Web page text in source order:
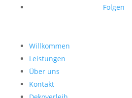
Folgen
Willkommen
Leistungen
Über uns
Kontakt